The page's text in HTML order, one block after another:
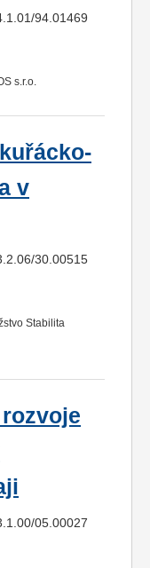
94.01469
s.r.o.
v
30.00515
Stabilita
05.00027